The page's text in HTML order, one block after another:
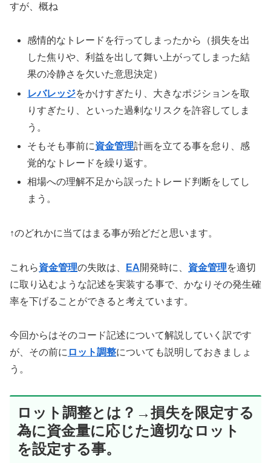
すが、概ね
感情的なトレードを行ってしまったから（損失を出
した焦りや、利益を出して舞い上がってしまった結
果の冷静さを欠いた意思決定）
レバレッジをかけすぎたり、大きなポジションを取
りすぎたり、といった過剰なリスクを許容してしま
う。
そもそも事前に資金管理計画を立てる事を怠り、感
覚的なトレードを繰り返す。
相場への理解不足から誤ったトレード判断をしてし
まう。
↑のどれかに当てはまる事が殆どだと思います。
これら資金管理の失敗は、 EA開発時に、 資金管理を適切
に取り込むような記述を実装する事で、かなりその発生確
率を下げることができると考えています。
今回からはそのコード記述について解説していく訳です
が、その前に ロット調整についても説明しておきましょ
う。
ロット調整とは？→損失を限定する
為に資金量に応じた適切なロット
を設定する事。